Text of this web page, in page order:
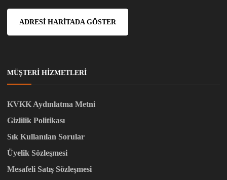
ADRESI HARITADA GÖSTER
MÜŞTERI HIZMETLERI
KVKK Aydınlatma Metni
Gizlilik Politikası
Sık Kullanılan Sorular
Üyelik Sözleşmesi
Mesafeli Satış Sözleşmesi